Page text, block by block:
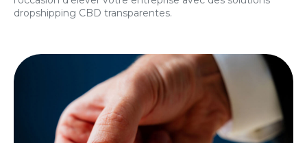
dropshipping CBD transparentes.